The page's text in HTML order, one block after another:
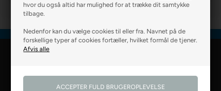
hvor du også altid har mulighed for at trække dit samtykke
tilbage.
Nedenfor kan du vælge cookies til eller fra. Navnet på de
forskellige typer af cookies fortæller, hvilket formål de tjener.